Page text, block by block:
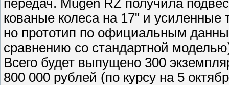
передач. Mugen RZ получила
кованые колеса на 17" и
но прототип по официальным
сравнению со стандартной
Всего будет выпущено 300
800 000 рублей (по курсу на 5